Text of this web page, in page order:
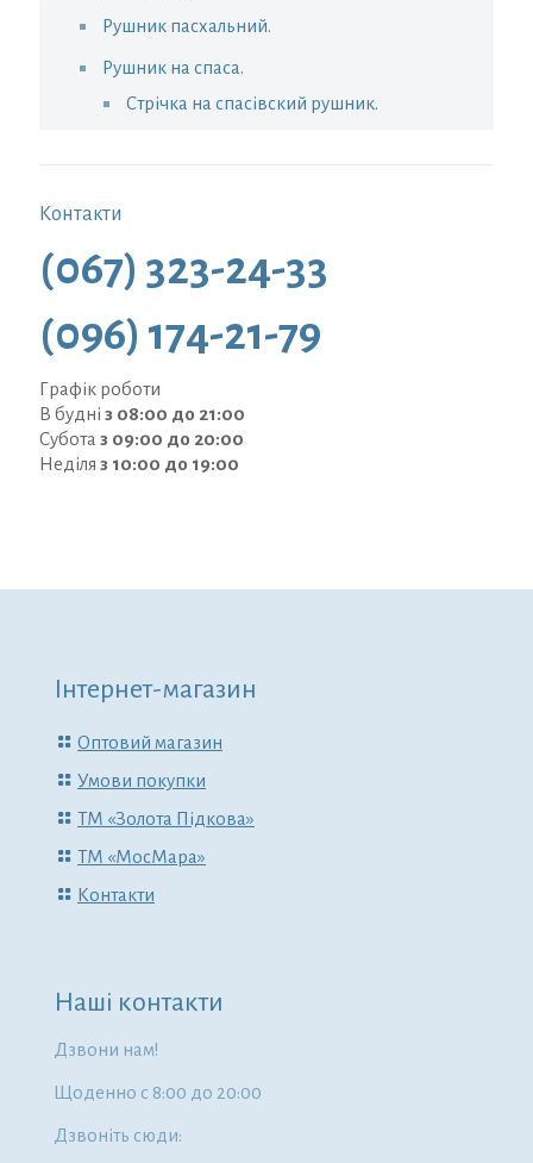
Рушник пасхальний.
Рушник на спаса.
Стрічка на спасівский рушник.
Контакти
(067) 323-24-33
(096) 174-21-79
Графік роботи
В будні з 08:00 до 21:00
Субота з 09:00 до 20:00
Неділя з 10:00 до 19:00
Інтернет-магазин
Оптовий магазин
Умови покупки
ТМ «Золота Підкова»
ТМ «МосМара»
Контакти
Наші контакти
Дзвони нам!
Щоденно с 8:00 до 20:00
Дзвоніть сюди: